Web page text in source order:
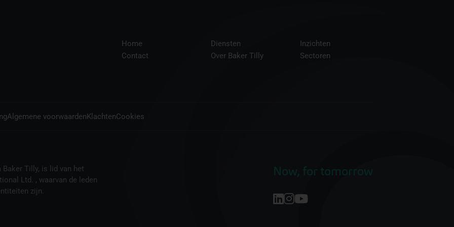
Home
Contact
Diensten
Over Baker Tilly
Inzichten
Sectoren
Algemene voorwaardenKlachtenCookies
Baker Tilly, is lid van het
Ltd. , waarvan de leden
zijn.
Now, for tomorrow